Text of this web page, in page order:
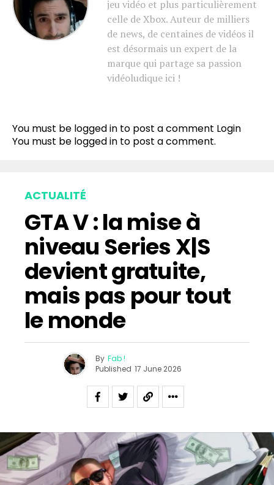
jeu vidéo et plus particulièrement
celle de Xbox. Auteur de milliers
de news, de centaines de vidéos il
est désormais un expert de la
marque qui partage sa passion
vidéoludique ici !
You must be logged in to post a comment Login
You must be logged in to post a comment.
ACTUALITÉ
GTA V : la mise à
niveau Series X|S
devient gratuite,
mais pas pour tout
le monde
By Fab !
Published 17 June 2026